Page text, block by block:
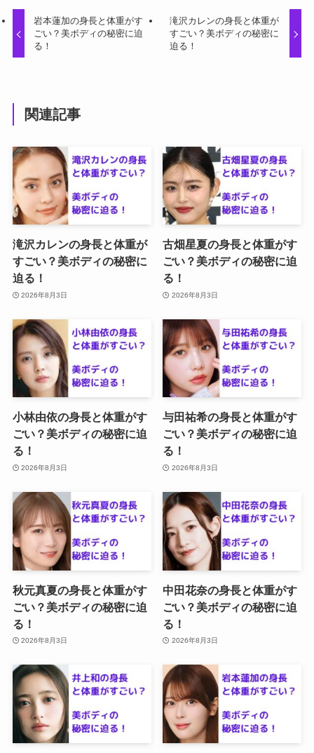
岩本蓮加の身長と体重がす
ごい？美ボディの秘密に迫
る！
滝沢カレンの身長と体重が
すごい？美ボディの秘密に
迫る！
関連記事
滝沢カレンの身長と体重が
すごい？美ボディの秘密に
迫る！
2026年8月3日
古畑星夏の身長と体重がす
ごい？美ボディの秘密に迫
る！
2026年8月3日
小林由依の身長と体重がす
ごい？美ボディの秘密に迫
る！
2026年8月3日
与田祐希の身長と体重がす
ごい？美ボディの秘密に迫
る！
2026年8月3日
秋元真夏の身長と体重がす
ごい？美ボディの秘密に迫
る！
2026年8月3日
中田花奈の身長と体重がす
ごい？美ボディの秘密に迫
る！
2026年8月3日